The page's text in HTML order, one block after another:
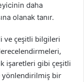
daha
olanak tanır.
ve çeşitli bilgileri
işaretleri gibi çeşitli
yönlendirilmiş bir